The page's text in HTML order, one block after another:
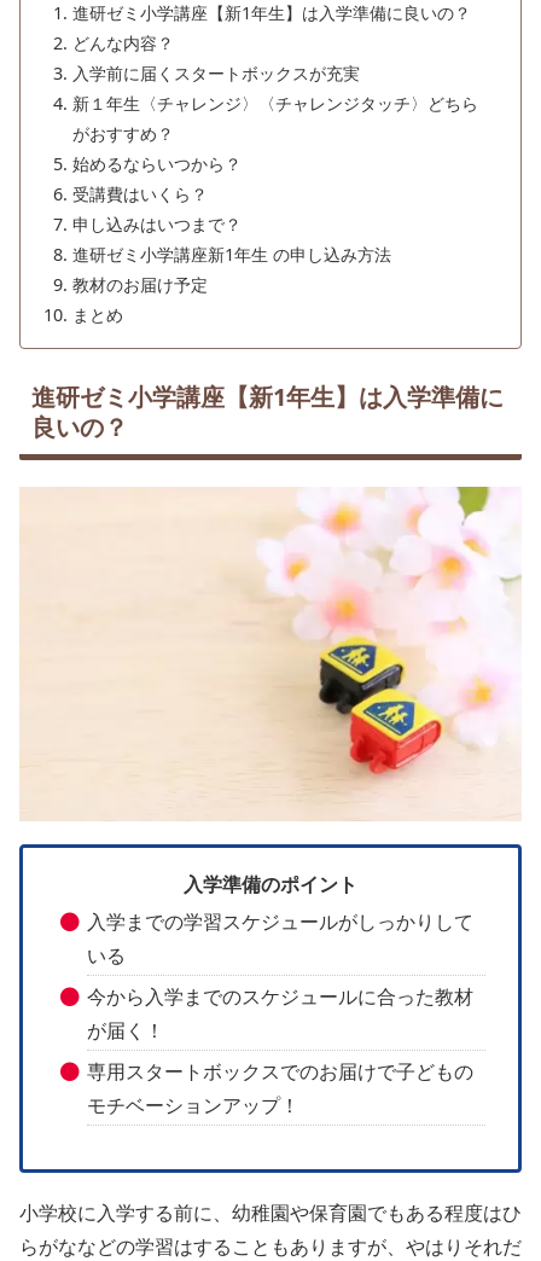
進研ゼミ小学講座【新1年生】は入学準備に良いの？
どんな内容？
入学前に届くスタートボックスが充実
新１年生〈チャレンジ〉〈チャレンジタッチ〉どちら
がおすすめ？
始めるならいつから？
受講費はいくら？
申し込みはいつまで？
進研ゼミ小学講座新1年生 の申し込み方法
教材のお届け予定
まとめ
進研ゼミ小学講座【新1年生】は入学準備に
良いの？
入学準備のポイント
入学までの学習スケジュールがしっかりして
いる
今から入学までのスケジュールに合った教材
が届く！
専用スタートボックスでのお届けで子どもの
モチベーションアップ！
小学校に入学する前に、幼稚園や保育園でもある程度はひ
らがななどの学習はすることもありますが、やはりそれだ